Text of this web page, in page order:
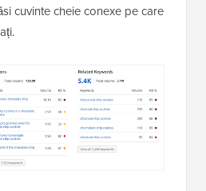
cuvinte cheie conexe pe care